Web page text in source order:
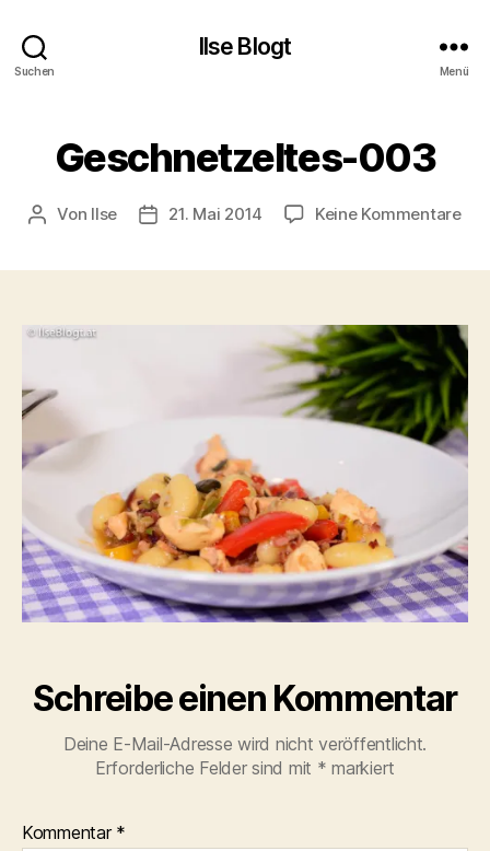
Suchen
Ilse Blogt
Menü
Geschnetzeltes-003
Beitragsautor
Von Ilse Beitragsdatum
21. Mai 2014 Keine Kommentarezu
Schreibe einen Kommentar
Deine E-Mail-Adresse wird nicht veröffentlicht.
Erforderliche Felder sind mit * markiert
Kommentar *